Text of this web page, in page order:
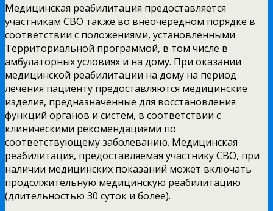
Медицинская реабилитация предоставляется
участникам СВО также во внеочередном порядке в
соответствии с положениями, установленными
Территориальной программой, в том числе в
амбулаторных условиях и на дому. При оказании
медицинской реабилитации на дому на период
лечения пациенту предоставляются медицинские
изделия, предназначенные для восстановления
функций органов и систем, в соответствии с
клиническими рекомендациями по
соответствующему заболеванию. Медицинская
реабилитация, предоставляемая участнику СВО, при
наличии медицинских показаний может включать
продолжительную медицинскую реабилитацию
(длительностью 30 суток и более).